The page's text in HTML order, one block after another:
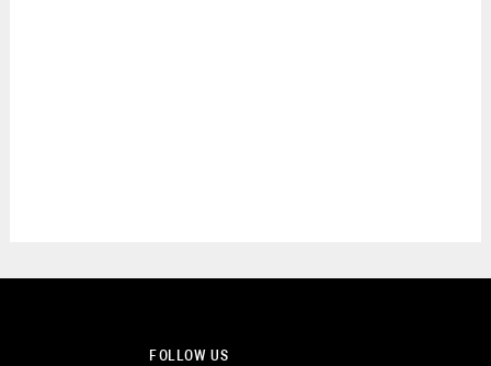
FOLLOW US